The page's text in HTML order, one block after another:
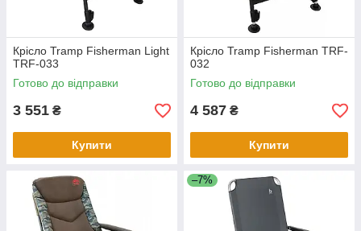
Крісло Tramp Fisherman Light
TRF-033
Готово до відправки
3 551 ₴
Купити
Крісло Tramp Fisherman TRF-
032
Готово до відправки
4 587 ₴
Купити
–7%